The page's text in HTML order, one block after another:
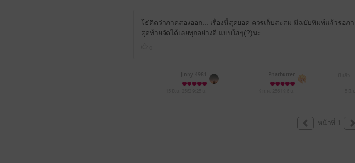
โธ่คิดว่าภาคสองออก... เรื่องนี้สุดยอด ควรเก็บสะสม มีฉบับพิมพ์แล้วรอภ
สุดท้ายจัดได้เลยทุกอย่างดี แบบใสๆ(?)นะ
Jinny 4981 Pnatbutter
หน้าที่ 1